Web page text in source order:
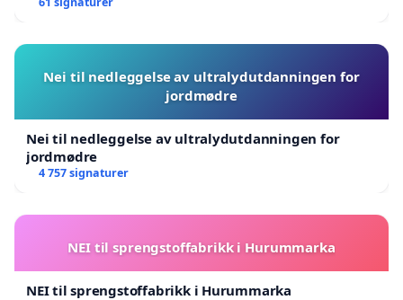
Nei til nedleggelse av ultralydutdanningen for
jordmødre
Nei til nedleggelse av ultralydutdanningen for
jordmødre
4 757 signaturer
NEI til sprengstoffabrikk i Hurummarka
NEI til sprengstoffabrikk i Hurummarka